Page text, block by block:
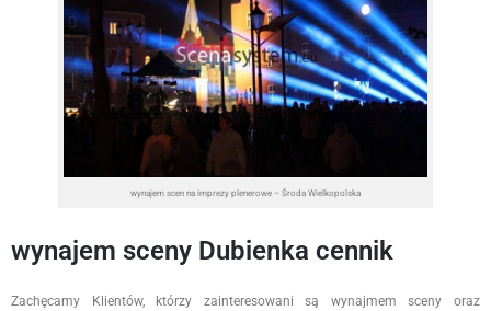
wynajem scen na imprezy plenerowe – Środa Wielkopolska
wynajem sceny Dubienka cennik
Zachęcamy Klientów, którzy zainteresowani są wynajmem sceny oraz